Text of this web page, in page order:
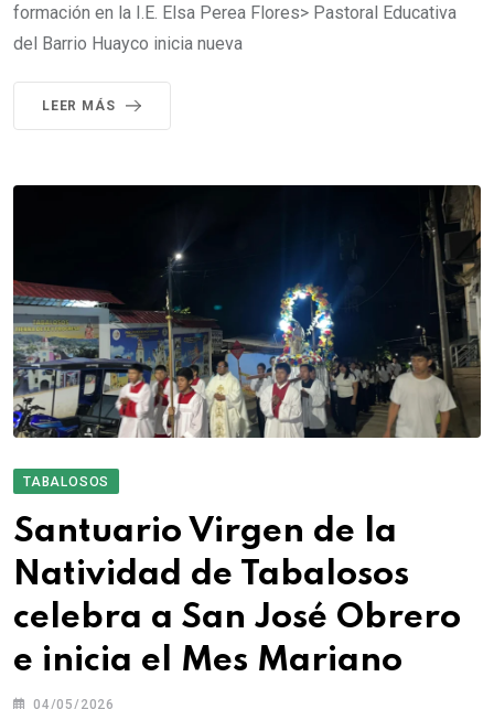
formación en la I.E. Elsa Perea Flores> Pastoral Educativa
del Barrio Huayco inicia nueva
LEER MÁS
TABALOSOS
Santuario Virgen de la
Natividad de Tabalosos
celebra a San José Obrero
e inicia el Mes Mariano
04/05/2026